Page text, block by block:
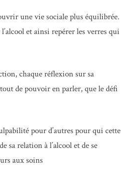
une vie sociale plus équilibrée.
et ainsi repérer les verres qui
chaque réflexion sur sa
de pouvoir en parler, que le défi
pour d’autres pour qui cette
sa relation à l’alcool et de se
aux soins